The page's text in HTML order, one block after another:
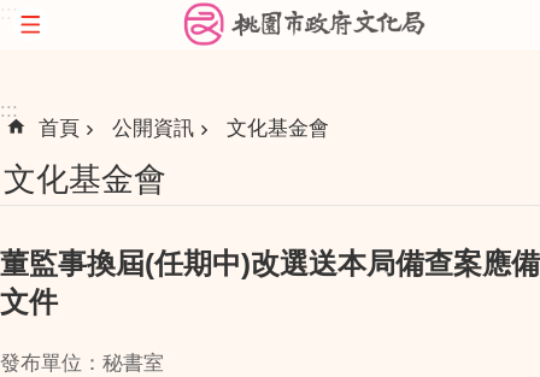
跳到主要內容區塊
:::
首頁 公開資訊 文化基金會
文化基金會
董監事換屆(任期中)改選送本局備查案應備
文件
發布單位：秘書室